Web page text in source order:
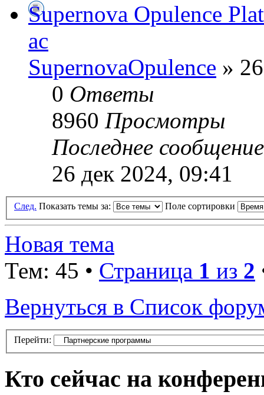
Supernova Opulence
ac
SupernovaOpulence »
0 Ответы
8960 Просмотры
Последнее
26 дек 2024, 09:41
След. Показать темы за: Поле сортировки
Новая тема
Тем: 45 • Страница 1 из 2
Вернуться в Список
Перейти:
Кто сейчас на